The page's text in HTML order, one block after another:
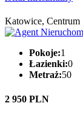
Katowice, Centrum
Pokoje:1
Łazienki:0
Metraż:50
2 950 PLN